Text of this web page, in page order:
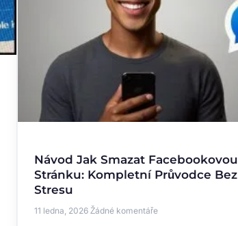
Návod Jak Smazat Facebookovou
Stránku: Kompletní Průvodce Bez
Stresu
11 ledna, 2026 Žádné komentáře